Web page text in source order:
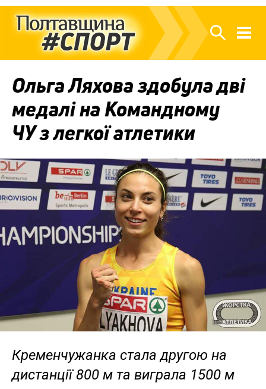
Ольга Ляхова здобула дві
медалі на Командному
ЧУ з легкої атлетики
Кременчужанка стала другою на
дистанції 800 м та виграла 1500 м